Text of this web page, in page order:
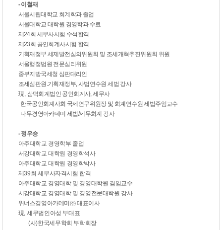
- 이철재
서울시립대학교 회계학과 졸업
서울대학교 대학원 경영학과 수료
제24회 세무사시험 수석합격
제23회 공인회계사시험 합격
기획재정부 세제발전심의위원회 및 조세개혁추진위원회 위원
서울행정법원 전문심리위원
중부지방국세청 심판대리인
조세심판원.기획재정부, 사법연수원 세법 강사
現, 삼덕회계법인 공인회계사, 세무사
한국공인회계사회 국세연구위원장 및 회계연수원 세법주임교수
나무경영아카데미 세법/세무회계 강사
- 정우승
아주대학교 경영학부 졸업
서강대학교 대학원 경영학석사
아주대학교 대학원 경영학박사
제39회 세무사자격시험 합격
아주대학교 경영대학 및 경영대학원 겸임교수
서강대학교 경영대학 및 경영전문대학원 강사
위너스경영아카데미㈜대표이사
現,세무법인아성 부대표
(사)한국세무학회 부학회장